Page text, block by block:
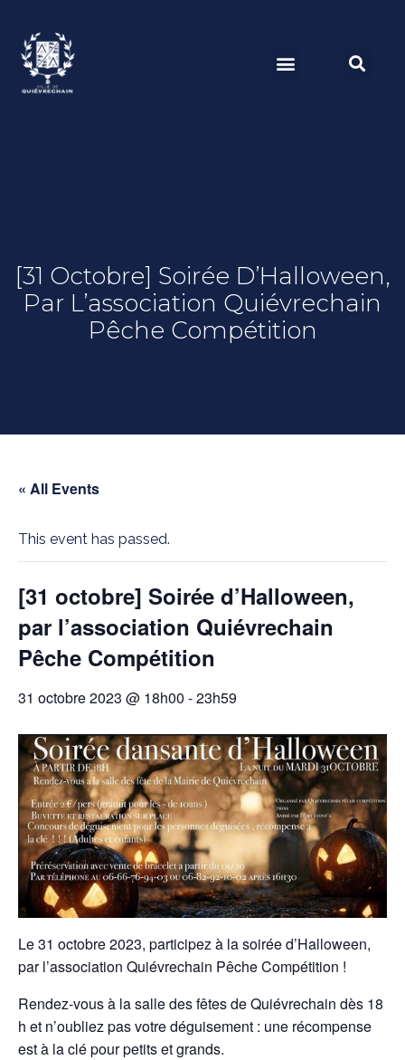
[31 Octobre] Soirée D’Halloween,
Par L’association Quiévrechain
Pêche Compétition
« All Events
This event has passed.
[31 octobre] Soirée d’Halloween,
par l’association Quiévrechain
Pêche Compétition
31 octobre 2023 @ 18h00 -23h59
Le 31 octobre 2023, participez à la soirée d’Halloween,
par l’association Quiévrechain Pêche Compétition !
Rendez-vous à la salle des fêtes de Quiévrechain dès 18
h et n’oubliez pas votre déguisement : une récompense
est à la clé pour petits et grands.